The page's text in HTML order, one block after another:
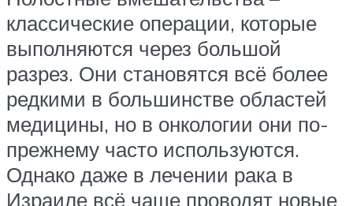
классические операции, которые
выполняются через большой
разрез. Они становятся всё более
редкими в большинстве областей
медицины, но в онкологии они по-
прежнему часто используются.
Однако даже в лечении рака в
Израиле всё чаще проводят новые